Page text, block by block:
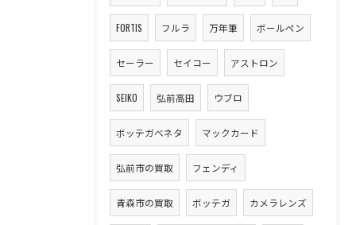
FORTIS フルラ 万年筆 ボールペン
セーラー セイコー アストロン
SEIKO 弘前高田 ウブロ
ボッテガベネタ マックカード
弘前市の買取 フェンディ
青森市の買取 ボッテガ カメラレンズ